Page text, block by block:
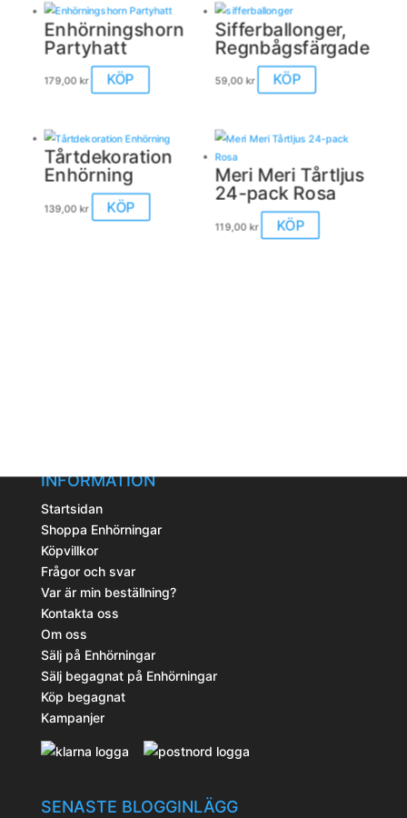
Enhörningshorn
Partyhatt
179,00 kr KÖP
Sifferballonger,
Regnbågsfärgade
59,00 kr KÖP
här
flera
varianter.
De
olika
kan
Tårtdekoration
Enhörning
139,00 kr KÖP
här
Meri Meri Tårtljus
24-pack Rosa
119,00 kr KÖP
INFORMATION
Startsidan
Shoppa Enhörningar
Köpvillkor
Frågor och svar
Var är min beställning?
Kontakta oss
Om oss
Sälj på Enhörningar
Sälj begagnat på Enhörningar
Köp begagnat
Kampanjer
SENASTE BLOGGINLÄGG